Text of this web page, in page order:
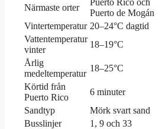
Närmaste orter
Puerto Rico och
Puerto de Mogán
Vintertemperatur 20–24°C dagtid
Vattentemperatur
vinter
18–19°C
Årlig
medeltemperatur
18–25°C
Körtid från
Puerto Rico
6 minuter
Sandtyp
Mörk svart sand
Busslinjer
1, 9 och 33